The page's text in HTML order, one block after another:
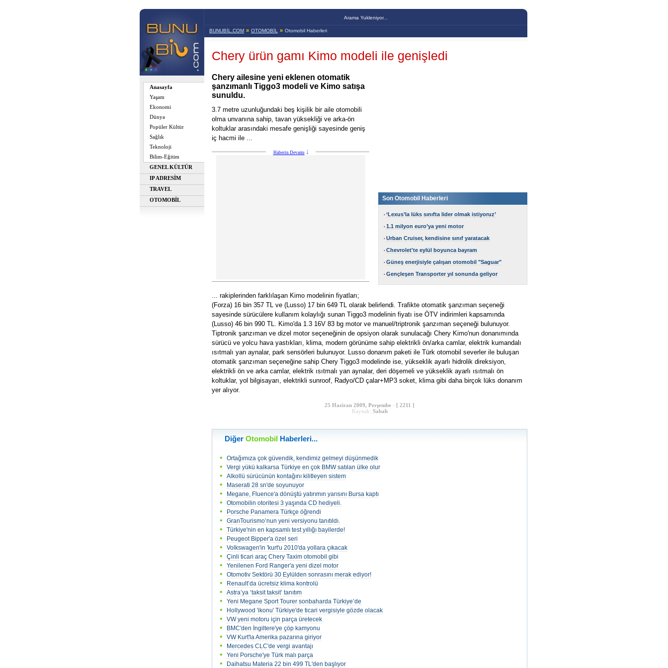
Anasayfa
Yaşam
Ekonomi
Dünya
Popüler Kültür
Sağlık
Teknoloji
Bilim-Eğitim
GENEL KÜLTÜR
IP ADRESİM
TRAVEL
OTOMOBİL
Arama Yukleniyor...
BUNUBİL.COM » OTOMOBİL » Otomobil Haberleri
Chery ürün gamı Kimo modeli ile genişledi
Son Otomobil Haberleri
• ‘Lexus’la lüks sınıfta lider olmak istiyoruz’
• 1.1 milyon euro’ya yeni motor
• Urban Cruiser, kendisine sınıf yaratacak
• Chevrolet'te eylül boyunca bayram
• Güneş enerjisiyle çalışan otomobil "Saguar"
• Gençleşen Transporter yıl sonunda geliyor
Chery ailesine yeni eklenen otomatik
şanzımanlı Tiggo3 modeli ve Kimo satışa
sunuldu.
3.7 metre uzunluğundaki beş kişilik bir aile otomobili
olma unvanına sahip, tavan yüksekliği ve arka-ön
koltuklar arasındaki mesafe genişliği sayesinde geniş
iç hacmi ile ...
Haberin Devamı
... rakiplerinden farklılaşan Kimo modelinin fiyatları;
(Forza) 16 bin 357 TL ve (Lusso) 17 bin 649 TL olarak belirlendi. Trafikte otomatik şanzıman seçeneği
sayesinde sürücülere kullanım kolaylığı sunan Tiggo3 modelinin fiyatı ise ÖTV indirimleri kapsamında
(Lusso) 46 bin 990 TL. Kimo'da 1.3 16V 83 bg motor ve manuel/triptronik şanzıman seçeneği bulunuyor.
Tiptronik şanzıman ve dizel motor seçeneğinin de opsiyon olarak sunulacağı Chery Kimo'nun donanımında
sürücü ve yolcu hava yastıkları, klima, modern görünüme sahip elektrikli ön/arka camlar, elektrik kumandalı
ısıtmalı yan aynalar, park sensörleri bulunuyor. Lusso donanım paketi ile Türk otomobil severler ile buluşan
otomatik şanzıman seçeneğine sahip Chery Tiggo3 modelinde ise, yükseklik ayarlı hidrolik direksiyon,
elektrikli ön ve arka camlar, elektrik ısıtmalı yan aynalar, deri döşemeli ve yükseklik ayarlı ısıtmalı ön
koltuklar, yol bilgisayarı, elektrikli sunroof, Radyo/CD çalar+MP3 soket, klima gibi daha birçok lüks donanım
yer alıyor.
25 Haziran 2009, Perşembe - [ 2211 ]
Kaynak: Sabah
Diğer Otomobil Haberleri...
• Ortağımıza çok güvendik, kendimiz gelmeyi düşünmedik
• Vergi yükü kalkarsa Türkiye en çok BMW satılan ülke olur
• Alkollü sürücünün kontağını kilitleyen sistem
• Maserati 28 sn'de soyunuyor
• Megane, Fluence'a dönüştü yatırımın yarısını Bursa kaptı
• Otomobilin otoritesi 3 yaşında CD hediyeli.
• Porsche Panamera Türkçe öğrendi
• GranTourismo’nun yeni versiyonu tanıtıldı.
• Türkiye'nin en kapsamlı test yıllığı bayilerde!
• Peugeot Bipper'a özel seri
• Volkswagen'in 'kurt'u 2010'da yollara çıkacak
• Çinli ticari araç Chery Taxim otomobil gibi
• Yenilenen Ford Ranger'a yeni dizel motor
• Otomotiv Sektörü 30 Eylülden sonrasını merak ediyor!
• Renault’da ücretsiz klima kontrolü
• Astra’ya ‘taksit taksit’ tanıtım
• Yeni Megane Sport Tourer sonbaharda Türkiye’de
• Hollywood 'ikonu' Türkiye'de ticari vergisiyle gözde olacak
• VW yeni motoru için parça üretecek
• BMC'den İngiltere'ye çöp kamyonu
• VW Kurt'la Amerika pazarına giriyor
• Mercedes CLC'de vergi avantajı
• Yeni Porsche'ye Türk malı parça
• Daihatsu Materia 22 bin 499 TL'den başlıyor